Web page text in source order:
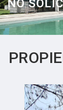
ENVÍENOS SU
NO